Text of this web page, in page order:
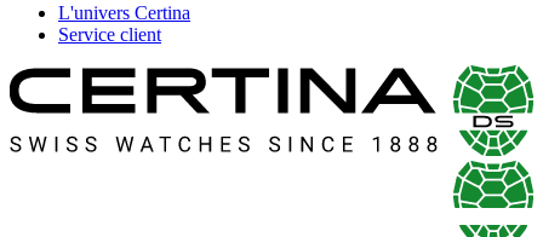
L'univers Certina
Service client